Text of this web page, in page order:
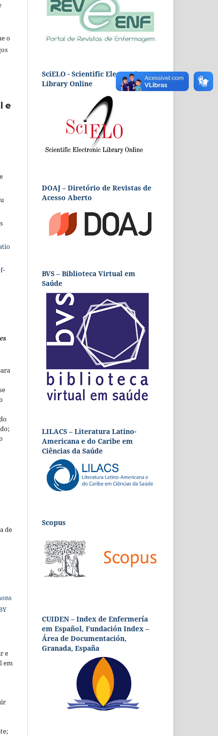
o
e
de
e
em
SciELO - Scientific Electronic
Library Online
DOAJ – Diretório de Revistas de
Acesso Aberto
BVS – Biblioteca Virtual em
Saúde
LILACS – Literatura Latino-
Americana e do Caribe em
Ciências da Saúde
Scopus
CUIDEN – Index de Enfermería
em Español, Fundación Index –
Área de Documentación,
Granada, España